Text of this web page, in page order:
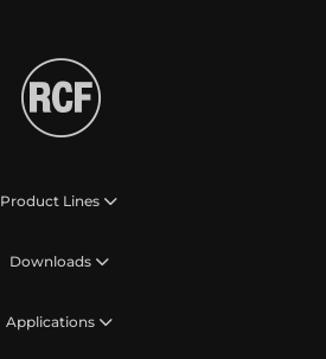
Product Lines
Downloads
Applications